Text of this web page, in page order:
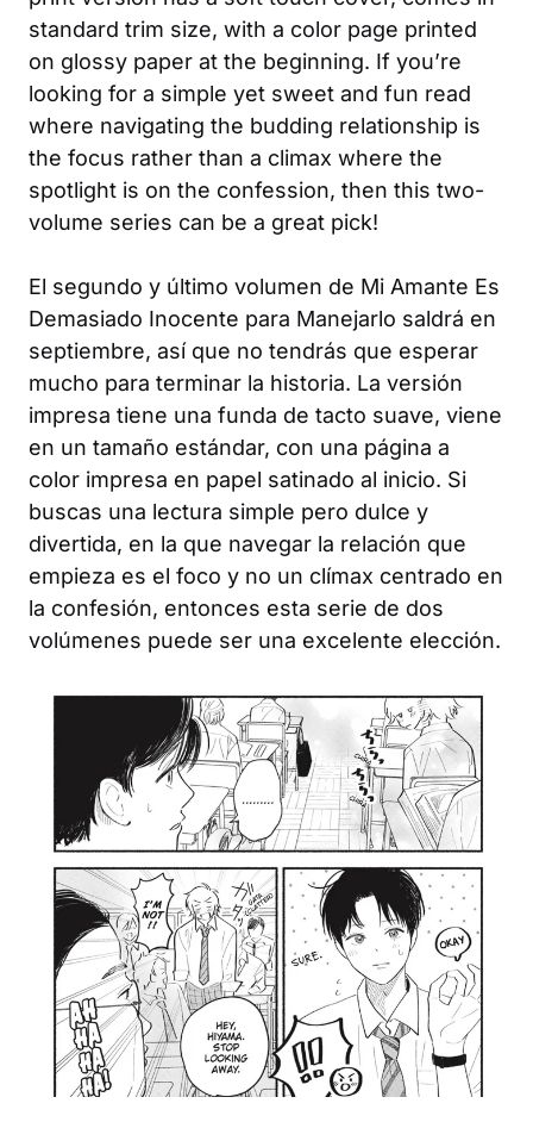
standard trim size, with a color page printed
on glossy paper at the beginning. If you’re
looking for a simple yet sweet and fun read
where navigating the budding relationship is
the focus rather than a climax where the
spotlight is on the confession, then this two-
volume series can be a great pick!
El segundo y último volumen de Mi Amante Es
Demasiado Inocente para Manejarlo saldrá en
septiembre, así que no tendrás que esperar
mucho para terminar la historia. La versión
impresa tiene una funda de tacto suave, viene
en un tamaño estándar, con una página a
color impresa en papel satinado al inicio. Si
buscas una lectura simple pero dulce y
divertida, en la que navegar la relación que
empieza es el foco y no un clímax centrado en
la confesión, entonces esta serie de dos
volúmenes puede ser una excelente elección.